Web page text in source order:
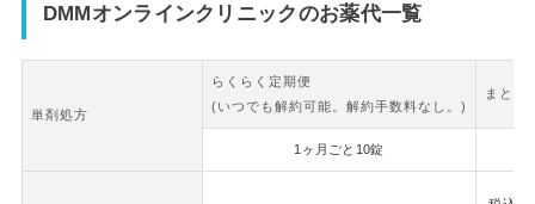
DMMオンラインクリニックのお薬代一覧
単剤処方
らくらく定期便
(いつでも解約可能。解約手数料なし。)
まとめ
1ヶ月ごと10錠